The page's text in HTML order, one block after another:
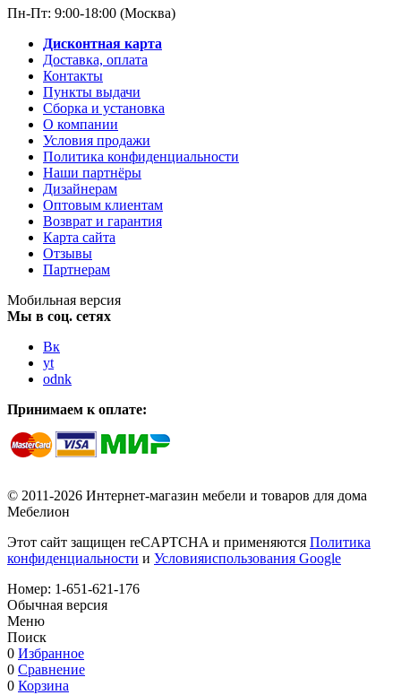
Пн-Пт: 9:00-18:00 (Москва)
Дисконтная карта
Доставка, оплата
Контакты
Пункты выдачи
Сборка и установка
О компании
Условия продажи
Политика конфиденциальности
Наши партнёры
Дизайнерам
Оптовым клиентам
Возврат и гарантия
Карта сайта
Отзывы
Партнерам
Мобильная версия
Мы в соц. сетях
Вк
yt
odnk
Принимаем к оплате:
© 2011-2026 Интернет-магазин мебели и товаров для дома
Мебелион
Этот сайт защищен reCAPTCHA и применяются Политика
конфиденциальности и Условияиспользования Google
Номер: 1-651-621-176
Обычная версия
Меню
Поиск
0 Избранное
0 Сравнение
0 Корзина